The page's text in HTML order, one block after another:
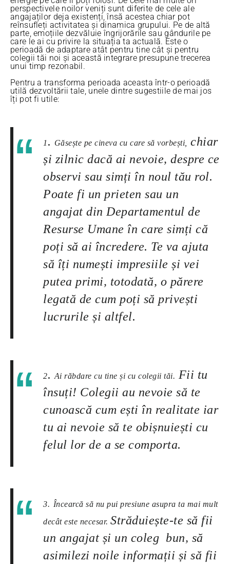
perspectivele noilor veniți sunt diferite de cele ale
angajaților deja existenți, însă acestea chiar pot
reînsufleți activitatea și dinamica grupului. Pe de altă
parte, emoțiile dezvăluie îngrijorările sau gândurile pe
care le ai cu privire la situația ta actuală. Este o
perioadă de adaptare atât pentru tine cât și pentru
colegii tăi noi și această integrare presupune trecerea
unui timp rezonabil.
Pentru a transforma perioada aceasta într-o perioadă
utilă dezvoltării tale, unele dintre sugestiile de mai jos
îți pot fi utile:
1 . Găsește pe cineva cu care să vorbești,
chiar
și zilnic dacă ai nevoie, despre ce
observi sau simți în noul tău rol.
Poate fi un prieten sau un
angajat din Departamentul de
Resurse Umane în care simți că
poți să ai încredere. Te va ajuta
să îți numești impresiile și vei
putea primi, totodată, o părere
legată de cum poți să privești
lucrurile și altfel.
2.Ai răbdare cu tine și cu colegii tăi. Fii tu
însuți! Colegii au nevoie să te
cunoască cum ești în realitate iar
tu ai nevoie să te obișnuiești cu
felul lor de a se comporta.
3. Încearcă să nu pui presiune asupra ta mai mult
decât este necesar. Străduiește-te să fii
un angajat și un coleg bun, să
asimilezi noile informații și să fii